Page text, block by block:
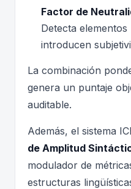
Factor de
Detecta
introducen
La combinación
genera un puntaje
auditable.
Además, el sistema
de Amplitud
modulador de
estructuras